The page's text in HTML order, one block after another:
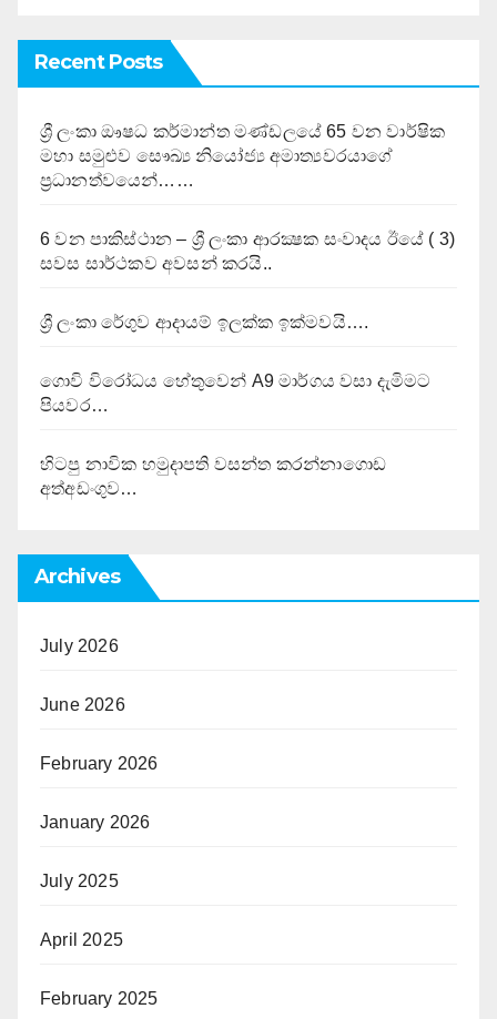
Recent Posts
ශ්‍රී ලංකා ඖෂධ කර්මාන්ත මණ්ඩලයේ 65 වන වාර්ෂික
මහා සමුළුව සෞඛ්‍ය නියෝජ්‍ය අමාත්‍යවරයාගේ
ප්‍රධානත්වයෙන්……
6 වන පාකිස්ථාන – ශ්‍රී ලංකා ආරක්‍ෂක සංවාදය ඊයේ ( 3)
සවස සාර්ථකව අවසන් කරයි..
ශ්‍රී ලංකා රේගුව ආදායම් ඉලක්ක ඉක්මවයි….
ගොවි විරෝධය හේතුවෙන් A9 මාර්ගය වසා දැමිමට
පියවර…
හිටපු නාවික හමුදාපති වසන්ත කරන්නාගොඩ
අත්අඩංගුව…
Archives
July 2026
June 2026
February 2026
January 2026
July 2025
April 2025
February 2025